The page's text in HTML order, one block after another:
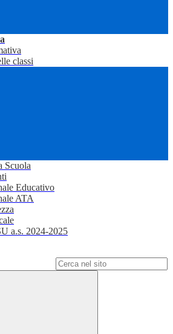
classi
Scuola
Educativo
ATA
a.s. 2024-2025